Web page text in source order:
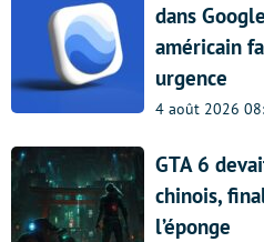
dans
américain
urgence
4 août 2026
GTA 6
chinois,
l’éponge